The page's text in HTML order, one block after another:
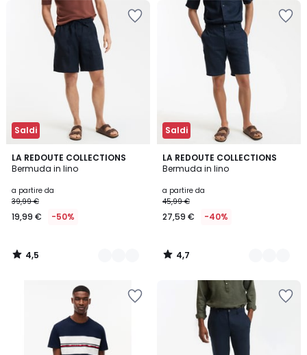
Saldi
LA REDOUTE COLLECTIONS
Bermuda in lino
Prezzo
a
partire
19,99
€
a partire da
39,99 €
19,99 € -50%
4,5
/ 5
3
Colori
4,5
/
Saldi
LA REDOUTE COLLECTIONS
Bermuda in lino
a partire da
45,99 €
27,59 € -40%
4,7
/ 5
4
Colori
4,7
/